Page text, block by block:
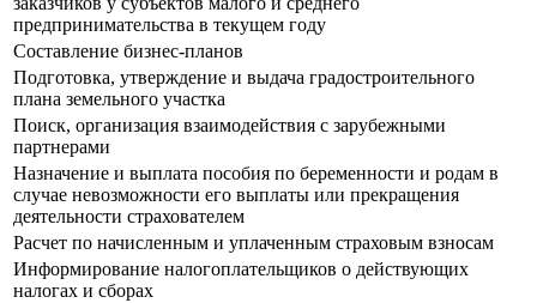
предпринимательства в текущем году
Составление бизнес-планов
Подготовка, утверждение и выдача градостроительного
плана земельного участка
Поиск, организация взаимодействия с зарубежными
партнерами
Назначение и выплата пособия по беременности и родам в
случае невозможности его выплаты или прекращения
деятельности страхователем
Расчет по начисленным и уплаченным страховым взносам
Информирование налогоплательщиков о действующих
налогах и сборах